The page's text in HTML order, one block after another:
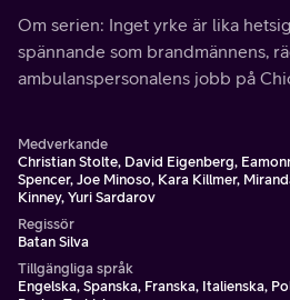
Om serien: Inget yrke är lika
spännande som brandmännens,
ambulanspersonalens jobb på
Medverkande
Christian Stolte, David Eigenberg,
Spencer, Joe Minoso, Kara Killmer,
Kinney, Yuri Sardarov
Regissör
Batan Silva
Tillgängliga språk
Engelska, Spanska, Franska, Italienska,